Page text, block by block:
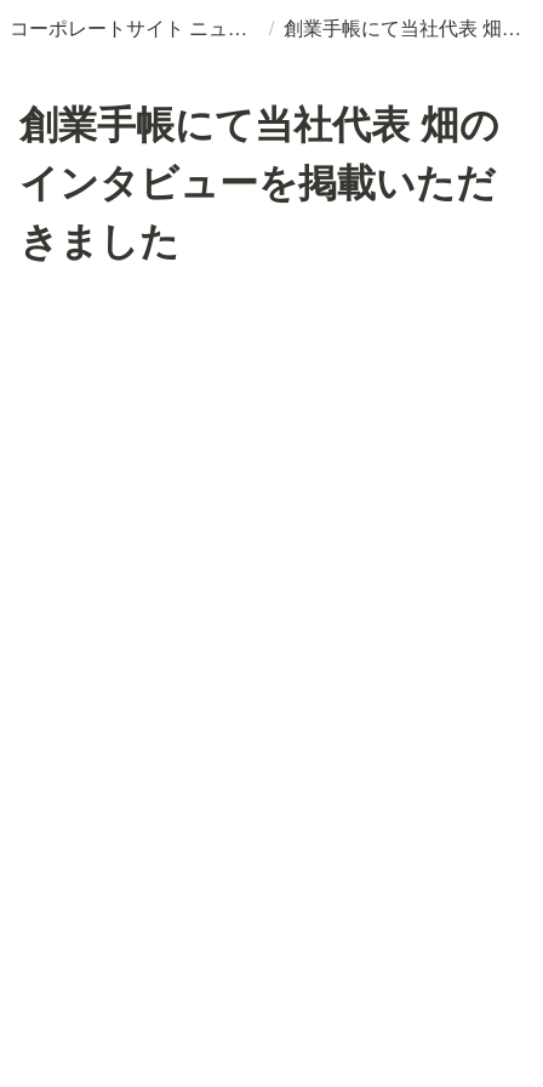
コーポレートサイト ニュースリリースDB / 創業手帳にて当社代表 畑のインタビューを掲載いただきました
創業手帳にて当社代表 畑の
インタビューを掲載いただ
きました